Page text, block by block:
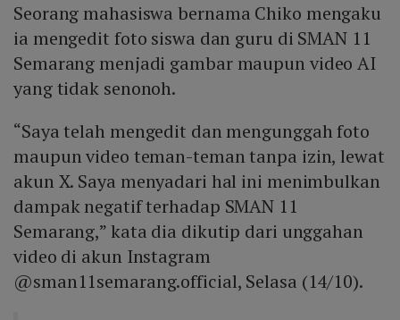
Seorang mahasiswa bernama Chiko mengaku
ia mengedit foto siswa dan guru di SMAN 11
Semarang menjadi gambar maupun video AI
yang tidak senonoh.
“Saya telah mengedit dan mengunggah foto
maupun video teman-teman tanpa izin, lewat
akun X. Saya menyadari hal ini menimbulkan
dampak negatif terhadap SMAN 11
Semarang,” kata dia dikutip dari unggahan
video di akun Instagram
@sman11semarang.official, Selasa (14/10).